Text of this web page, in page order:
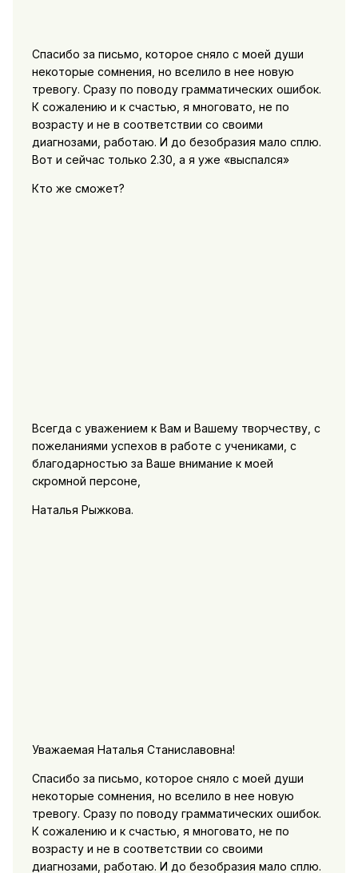
Спасибо за письмо, которое сняло с моей души
некоторые сомнения, но вселило в нее новую
тревогу. Сразу по поводу грамматических ошибок.
К сожалению и к счастью, я многовато, не по
возрасту и не в соответствии со своими
диагнозами, работаю. И до безобразия мало сплю.
Вот и сейчас только 2.30, а я уже «выспался»
Кто же сможет?
Всегда с уважением к Вам и Вашему творчеству, с
пожеланиями успехов в работе с учениками, с
благодарностью за Ваше внимание к моей
скромной персоне,
Наталья Рыжкова.
Уважаемая Наталья Станиславовна!
Спасибо за письмо, которое сняло с моей души
некоторые сомнения, но вселило в нее новую
тревогу. Сразу по поводу грамматических ошибок.
К сожалению и к счастью, я многовато, не по
возрасту и не в соответствии со своими
диагнозами, работаю. И до безобразия мало сплю.